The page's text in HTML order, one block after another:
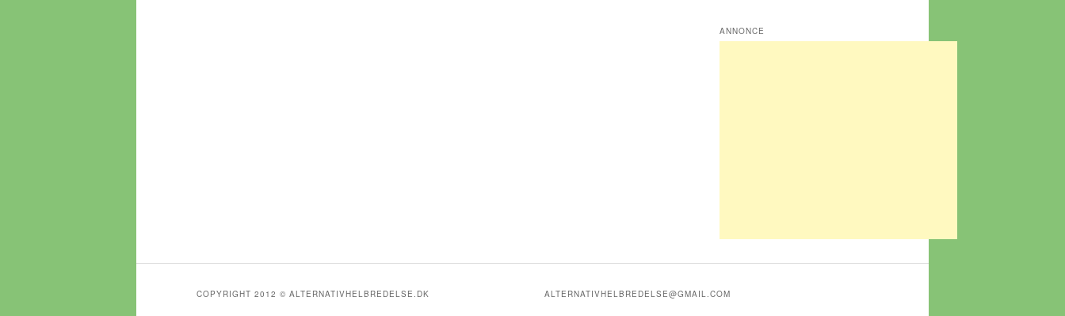
ANNONCE
COPYRIGHT 2012 © ALTERNATIVHELBREDELSE.DK ALTERNATIVHELBREDELSE@GMAIL.COM